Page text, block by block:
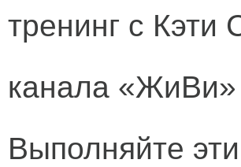
тренинг с Кэти
канала
Выполняйте